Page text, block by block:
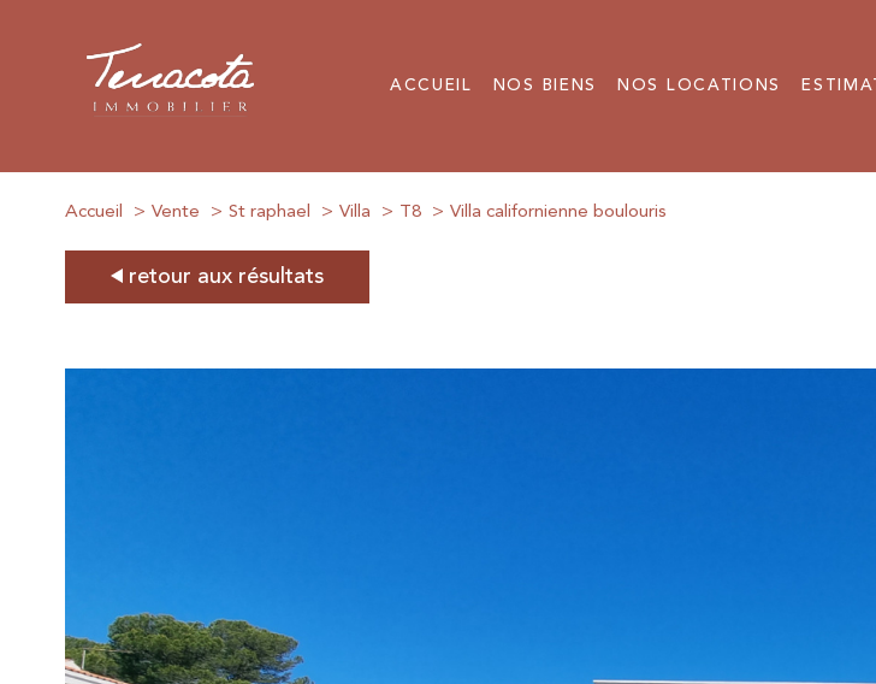
ACCUEIL NOS BIENS NOS LOCATIONS
Accueil Vente St raphael Villa T8 Villa californienne boulouris
retour aux résultats